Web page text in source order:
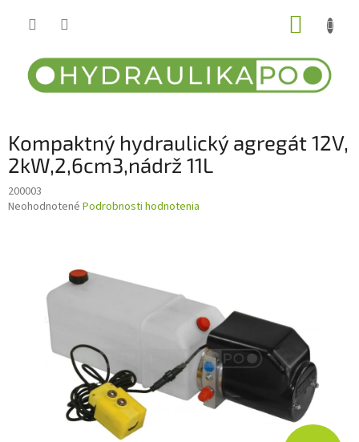
Kompaktný hydraulický agregát 12V,
2kW,2,6cm3,nádrž 11L
200003
Priemerné
hviezdičiek.
Neohodnotené Podrobnosti hodnotenia